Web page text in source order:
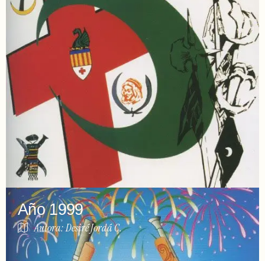
Año 1999
Autora: Desiré Jordá C.